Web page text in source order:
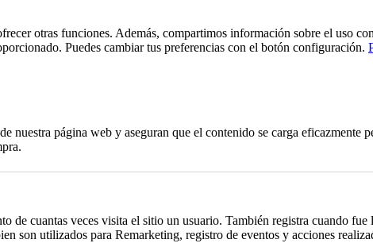
otras funciones. Además, compartimos información sobre el uso
Puedes cambiar tus preferencias con el botón configuración.
nuestra página web y aseguran que el contenido se carga eficazmente
de cuantas veces visita el sitio un usuario. También registra cuando
son utilizados para Remarketing, registro de eventos y acciones